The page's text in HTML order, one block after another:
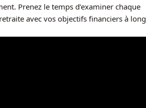
Prenez le temps d’examiner chaque
avec vos objectifs financiers à long